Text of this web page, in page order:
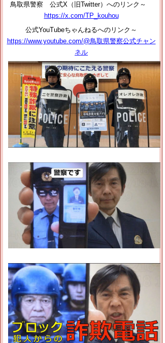
鳥取県警察 公式X（旧Twitter）へのリンク～
https://x.com/TP_kouhou
公式YouTubeちゃんねるへのリンク～
https://www.youtube.com/@鳥取県警察公式チャン
ネル